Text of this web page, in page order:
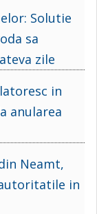
Solutie
sa
zile
in
anularea
Neamt,
in